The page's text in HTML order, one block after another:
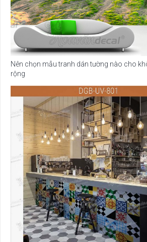
Nên chọn mẫu tranh dán tường nào cho
rộng